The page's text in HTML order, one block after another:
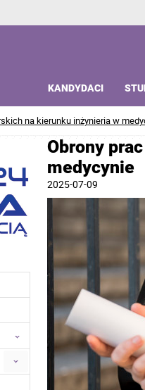
KANDYDACI
na kierunku inżynieria w
Obrony
medycynie
2025-07-09